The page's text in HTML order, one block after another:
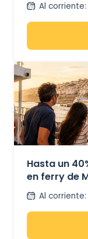
Al corriente:
Hasta un
en ferry de
Méridionale
Al corriente: